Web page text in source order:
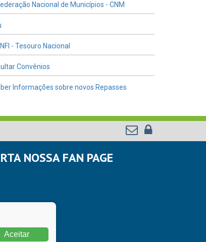
Nacional de Municípios - CNM
- Tesouro Nacional
Convênios
Informações sobre novos Repasses
NOSSA FAN PAGE
Aceitar